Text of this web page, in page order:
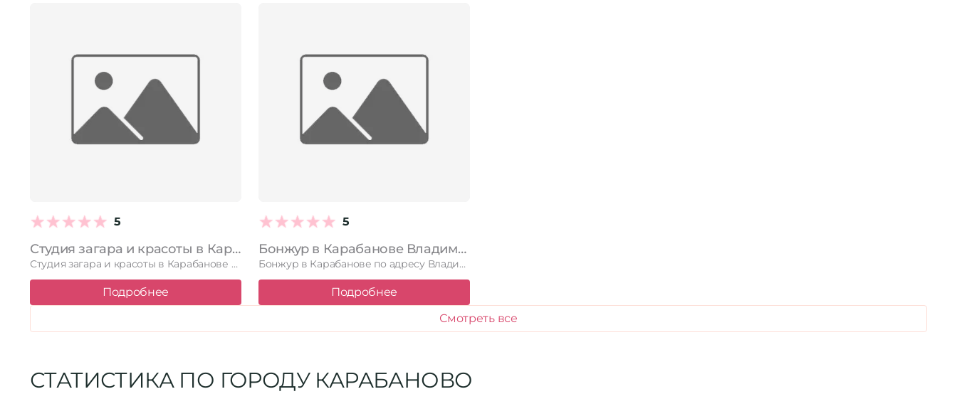
5
Студия загара и красоты в Карабанове Владимирская область, Карабаново, улица Победы, 4а
Студия загара и красоты в Карабанове по адресу Владимирская область, …
Подробнее
5
Бонжур в Карабанове Владимирская область, Карабаново, улица Мира, 26
Бонжур в Карабанове по адресу Владимирская область, Карабаново, улица Мира, …
Подробнее
Смотреть все
СТАТИСТИКА ПО ГОРОДУ КАРАБАНОВО